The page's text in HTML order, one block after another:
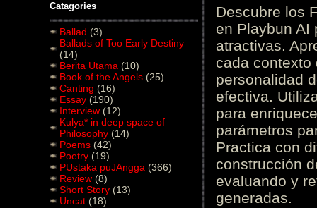
Catagories
Ballad (3)
Ballads of Too Early Destiny
(14)
Berita Utama (10)
Book of the Angels (25)
Canting (16)
Essay (190)
Interview (12)
Kulya* in deep space of
Philosophy (14)
Poems (42)
Poetry (19)
PUstaka puJAngga (366)
Review (8)
Short Story (13)
Uncat (18)
Descubre los
en Playbun AI
atractivas.
cada contexto
personalidad
efectiva.
para
parámetros
Practica con
construcción
evaluando y
generadas.